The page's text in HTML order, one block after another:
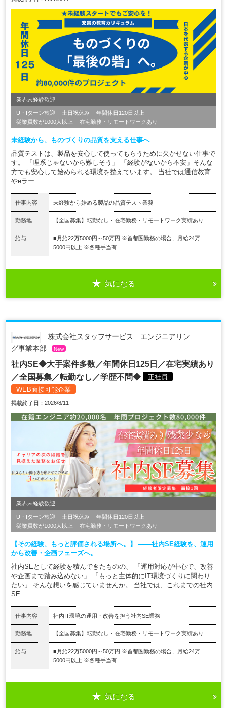
業界未経験歓迎
U・Iターン歓迎 土日祝休み
年間休日120日以上
従業員数が1000人以上
在宅勤務・リモートワークあり
未経験から、ものづくりの品質を支える仕事へ
品質テストは、製品を安心して使ってもらうために欠かせない仕事で
す。 「理系じゃないから難しそう」 「経験がないから不安」そんな
方でも安心して始められる環境を整えています。 当社では通信教育
やeラー...
仕事内容 未経験から始める製品の品質テスト業務
勤務地 【全国募集】転勤なし・在宅勤務・リモートワーク実績あり
給与
■月給22万5000円～50万円 ※首都圏勤務の場合、月給24万
5000円以上 ※各種手当有 ...
気になる
株式会社スタッフサービス エンジニアリン
グ事業本部
New
社内SE◆大手案件多数／年間休日125日／在宅実績あり
／全国募集／転勤なし／学歴不問◆
正社員
WEB面接可能企業
掲載終了日：2026/8/11
業界未経験歓迎
U・Iターン歓迎 土日祝休み
年間休日120日以上
従業員数が1000人以上
在宅勤務・リモートワークあり
【その経験、もっと評価される場所へ。】 ――社内SE経験を、運用
から改善・企画フェーズへ。
社内SEとして経験を積んできたものの、 「運用対応が中心で、改善
や企画まで踏み込めない」 「もっと主体的にIT環境づくりに関わり
たい」 そんな想いを感じていませんか。 当社では、これまでの社内
SE...
仕事内容 社内IT環境の運用・改善を担う社内SE業務
勤務地 【全国募集】転勤なし・在宅勤務・リモートワーク実績あり
給与
■月給22万5000円～50万円 ※首都圏勤務の場合、月給24万
5000円以上 ※各種手当有 ...
気になる